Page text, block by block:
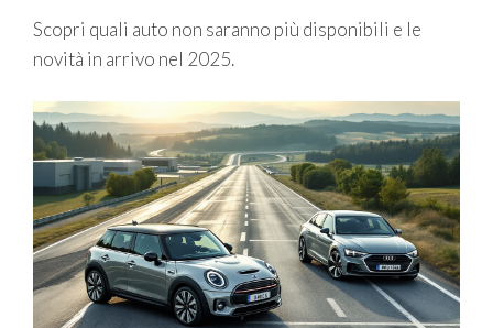
Scopri quali auto non saranno più disponibili e le
novità in arrivo nel 2025.